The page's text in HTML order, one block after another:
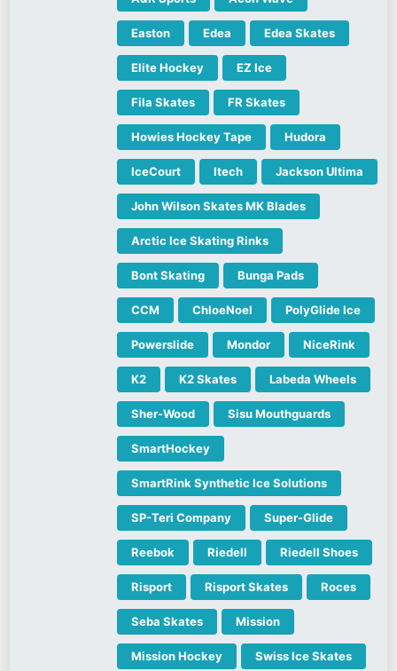
Easton Edea Edea Skates
Elite Hockey EZ Ice
Fila Skates FR Skates
Howies Hockey Tape Hudora
IceCourt Itech Jackson Ultima
John Wilson Skates MK Blades
Arctic Ice Skating Rinks
Bont Skating Bunga Pads
CCM ChloeNoel PolyGlide Ice
Powerslide Mondor NiceRink
K2 K2 Skates Labeda Wheels
Sher-Wood Sisu Mouthguards
SmartHockey
SmartRink Synthetic Ice Solutions
SP-Teri Company Super-Glide
Reebok Riedell Riedell Shoes
Risport Risport Skates Roces
Seba Skates Mission
Mission Hockey Swiss Ice Skates